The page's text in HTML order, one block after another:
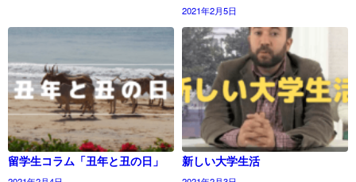
2021年2月5日
留学生コラム「丑年と丑の日」 新しい大学生活